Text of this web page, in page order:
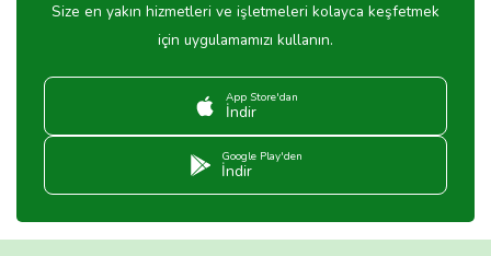
Size en yakın hizmetleri ve işletmeleri kolayca keşfetmek
için uygulamamızı kullanın.
App Store'dan
İndir
Google Play'den
İndir